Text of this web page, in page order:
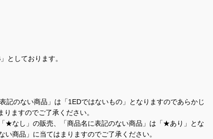
としております。
のない商品」は「1EDではないもの」となりますのであらかじ
ますのでご了承ください。
★なし」の販売、「商品名に表記のない商品」は「★あり」とな
商品」に当てはまりますのでご了承ください。